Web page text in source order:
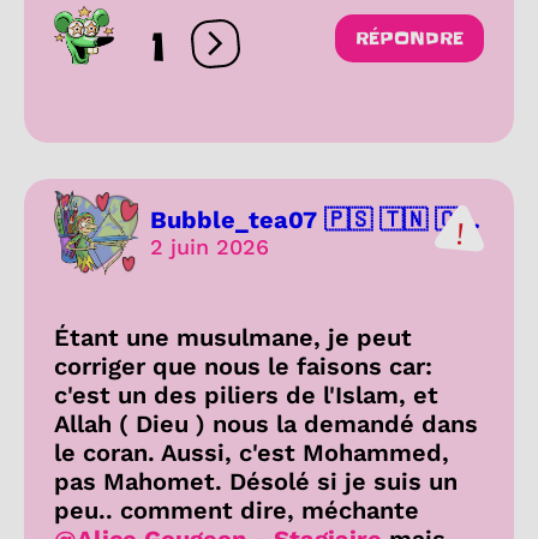
1 Ouvrir les réactions
RÉPONDRE
Bubble_tea07 🇵🇸 🇹🇳 🇨...
2 juin 2026
Étant une musulmane, je peut
corriger que nous le faisons car:
c'est un des piliers de l'Islam, et
Allah ( Dieu ) nous la demandé dans
le coran. Aussi, c'est Mohammed,
pas Mahomet. Désolé si je suis un
peu.. comment dire, méchante